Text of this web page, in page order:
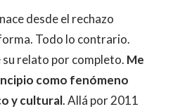
desde el rechazo
Todo lo contrario.
relato por completo. Me
como fenómeno
y cultural. Allá por 2011